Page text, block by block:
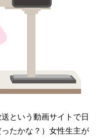
という動画サイトで日
たかな？）女性生主が